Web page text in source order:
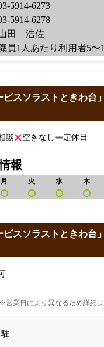
5914-6273
5914-6278
田 浩佐
員1人あたり利用者5〜
ビスソラストときわ台
談 空きなし 定休日
報
月 火 水 木
ビスソラストときわ台
営業日により異なるため詳細